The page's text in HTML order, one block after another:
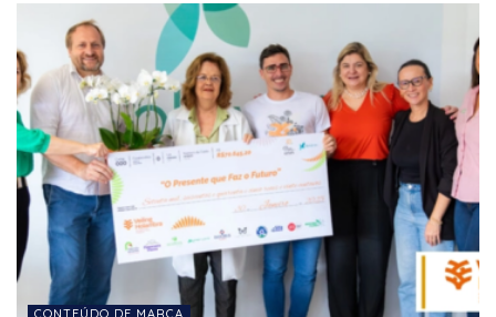
CONTEÚDO DE MARCA